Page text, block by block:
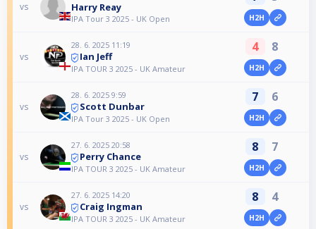
vs Harry Reay
IPA Tour 3 2025 - UK Open H2H
vs
28. 6. 2025 11:19
Ian Jeff
IPA TOUR 3 2025 - UK Amateur
4 8
H2H
vs
28. 6. 2025 9:59
Scott Dunbar
IPA Tour 3 2025 - UK Open
7 6
H2H
vs
27. 6. 2025 20:58
Perry Chance
IPA TOUR 3 2025 - UK Amateur
8 7
H2H
vs
27. 6. 2025 14:20
Craig Ingman
IPA TOUR 3 2025 - UK Amateur
8 4
H2H